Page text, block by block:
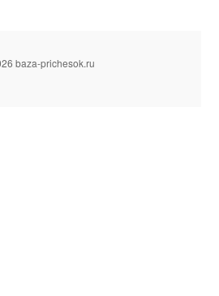
baza-prichesok.ru